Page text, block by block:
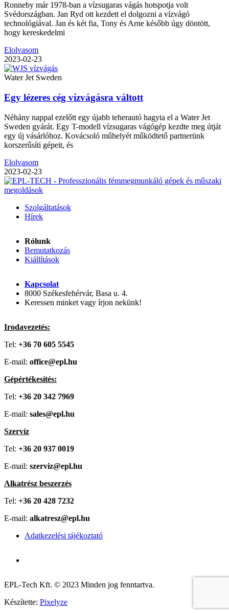
Ronneby már 1978-ban a vízsugaras vágás hotspotja volt
Svédországban. Jan Ryd ott kezdett el dolgozni a vízvágó
technológiával. Jan és két fia, Tony és Arne később úgy döntött,
hogy kereskedelmi
Elolvasom
2023-02-23
Water Jet Sweden
Egy lézeres cég vízvágásra váltott
Néhány nappal ezelőtt egy újabb teherautó hagyta el a Water Jet
Sweden gyárát. Egy T-modell vízsugaras vágógép kezdte meg útját
egy új vásárlóhoz. Kovácsoló műhelyét működtető partnerünk
korszerűsíti gépeit, és
Elolvasom
2023-02-23
Szolgáltatások
Hírek
Rólunk
Bemutatkozás
Kiállítások
Kapcsolat
8000 Székesfehérvár, Basa u. 4.
Keressen minket vagy írjon nekünk!
Irodavezetés:
Tel: +36 70 605 5545
E-mail: office@epl.hu
Gépértékesítés:
Tel: +36 20 342 7969
E-mail: sales@epl.hu
Szervíz
Tel: +36 20 937 0019
E-mail: szerviz@epl.hu
Alkatrész beszerzés
Tel: +36 20 428 7232
E-mail: alkatresz@epl.hu
Adatkezelési tájékoztató
EPL-Tech Kft. © 2023 Minden jog fenntartva.
Készítette: Pixelyze